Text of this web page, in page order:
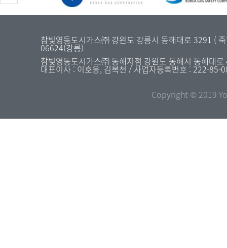
참빛영동도시가스㈜ 강원도 강릉시 동해대로 3291 (
06624(강릉)
참빛영동도시가스㈜ 동해지점 강원도 동해시 동해대
대표이사 : 이호웅, 김복천 / 사업자등록번호 : 222-85-
Copyright © 2019